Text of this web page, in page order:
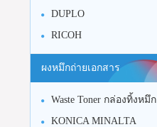
DUPLO
RICOH
ผงหมึกถ่ายเอกสาร
Waste Toner กล่องทิ้งหมึก
KONICA MINALTA